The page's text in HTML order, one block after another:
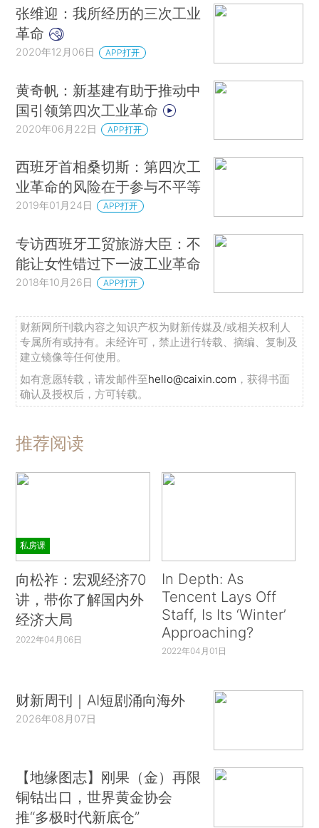
张维迎：我所经历的三次工业
革命
2020年12月06日 APP打开
黄奇帆：新基建有助于推动中
国引领第四次工业革命
2020年06月22日 APP打开
西班牙首相桑切斯：第四次工
业革命的风险在于参与不平等
2019年01月24日 APP打开
专访西班牙工贸旅游大臣：不
能让女性错过下一波工业革命
2018年10月26日 APP打开
财新网所刊载内容之知识产权为财新传媒及/或相关权利人
专属所有或持有。未经许可，禁止进行转载、摘编、复制及
建立镜像等任何使用。
如有意愿转载，请发邮件至hello@caixin.com ，获得书面
确认及授权后，方可转载。
推荐阅读
私房课
向松祚：宏观经济70
讲，带你了解国内外
经济大局
2022年04月06日
In Depth: As
Tencent Lays Off
Staff, Is Its ‘Winter’
Approaching?
2022年04月01日
财新周刊｜AI短剧涌向海外
2026年08月07日
【地缘图志】刚果（金）再限
铜钴出口，世界黄金协会
推“多极时代新底仓”